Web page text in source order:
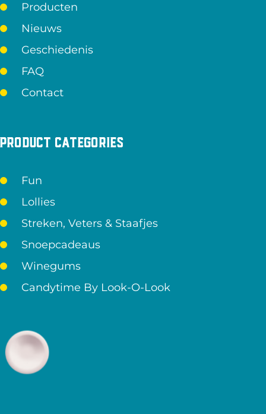
Producten
Nieuws
Geschiedenis
FAQ
Contact
Product categories
Fun
Lollies
Streken, Veters & Staafjes
Snoepcadeaus
Winegums
Candytime By Look-O-Look